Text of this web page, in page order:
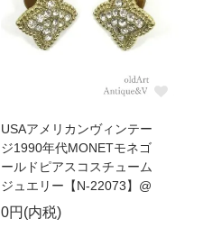
USAアメリカンヴィンテー
ジ1990年代MONETモネゴ
ールドピアスコスチューム
ジュエリー【N-22073】@
0円(内税)